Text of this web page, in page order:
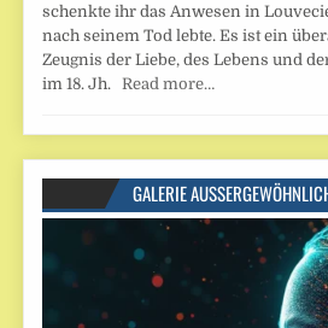
schenkte ihr das Anwesen in
nach seinem Tod lebte. Es ist ein
Zeugnis der Liebe, des Lebens und
im 18. Jh. Read more…
GALERIE